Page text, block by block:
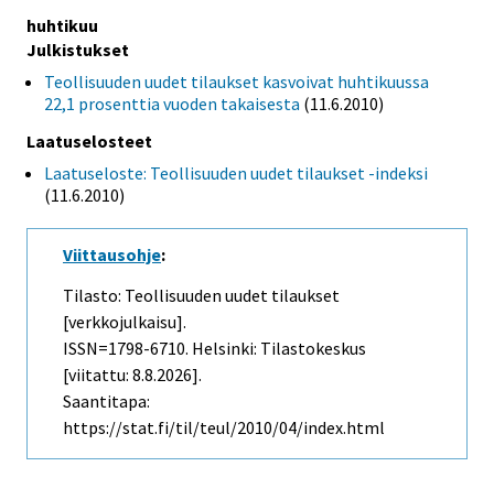
huhtikuu
Julkistukset
Teollisuuden uudet tilaukset kasvoivat huhtikuussa
22,1 prosenttia vuoden takaisesta (11.6.2010)
Laatuselosteet
Laatuseloste: Teollisuuden uudet tilaukset -indeksi
(11.6.2010)
Viittausohje:
Tilasto: Teollisuuden uudet tilaukset
[verkkojulkaisu].
ISSN=1798-6710. Helsinki: Tilastokeskus
[viitattu: 8.8.2026].
Saantitapa:
https://stat.fi/til/teul/2010/04/index.html